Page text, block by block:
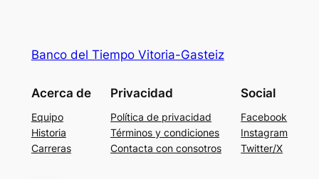
Banco del Tiempo Vitoria-Gasteiz
Acerca de
Equipo
Historia
Carreras
Privacidad
Política de privacidad
Términos y condiciones
Contacta con consotros
Social
Facebook
Instagram
Twitter/X